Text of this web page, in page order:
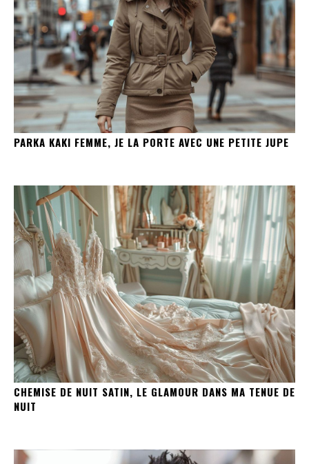
PARKA KAKI FEMME, JE LA PORTE AVEC UNE PETITE JUPE
CHEMISE DE NUIT SATIN, LE GLAMOUR DANS MA TENUE DE
NUIT